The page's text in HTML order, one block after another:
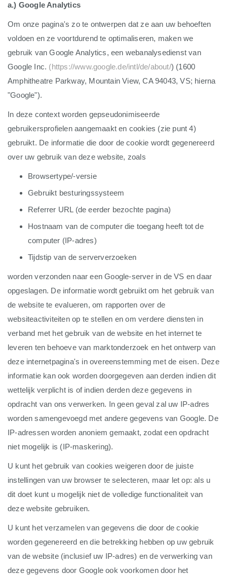
a.) Google Analytics
Om onze pagina's zo te ontwerpen dat ze aan uw behoeften
voldoen en ze voortdurend te optimaliseren, maken we
gebruik van Google Analytics, een webanalysedienst van
Google Inc. (https://www.google.de/intl/de/about/) (1600
Amphitheatre Parkway, Mountain View, CA 94043, VS; hierna
"Google").
In deze context worden gepseudonimiseerde
gebruikersprofielen aangemaakt en cookies (zie punt 4)
gebruikt. De informatie die door de cookie wordt gegenereerd
over uw gebruik van deze website, zoals
Browsertype/-versie
Gebruikt besturingssysteem
Referrer URL (de eerder bezochte pagina)
Hostnaam van de computer die toegang heeft tot de
computer (IP-adres)
Tijdstip van de serververzoeken
worden verzonden naar een Google-server in de VS en daar
opgeslagen. De informatie wordt gebruikt om het gebruik van
de website te evalueren, om rapporten over de
websiteactiviteiten op te stellen en om verdere diensten in
verband met het gebruik van de website en het internet te
leveren ten behoeve van marktonderzoek en het ontwerp van
deze internetpagina's in overeenstemming met de eisen. Deze
informatie kan ook worden doorgegeven aan derden indien dit
wettelijk verplicht is of indien derden deze gegevens in
opdracht van ons verwerken. In geen geval zal uw IP-adres
worden samengevoegd met andere gegevens van Google. De
IP-adressen worden anoniem gemaakt, zodat een opdracht
niet mogelijk is (IP-maskering).
U kunt het gebruik van cookies weigeren door de juiste
instellingen van uw browser te selecteren, maar let op: als u
dit doet kunt u mogelijk niet de volledige functionaliteit van
deze website gebruiken.
U kunt het verzamelen van gegevens die door de cookie
worden gegenereerd en die betrekking hebben op uw gebruik
van de website (inclusief uw IP-adres) en de verwerking van
deze gegevens door Google ook voorkomen door het